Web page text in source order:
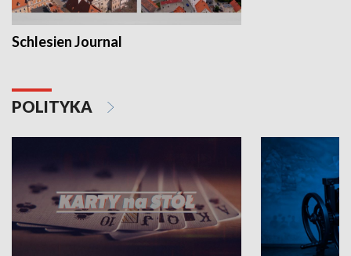
Schlesien Journal
POLITYKA